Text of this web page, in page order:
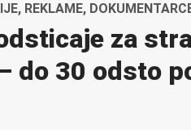
REKLAME,
za
do 30 odsto